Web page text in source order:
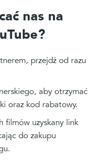
nas na
przejdź od razu
aby otrzymać
oraz kod rabatowy.
filmów uzyskany link
do zakupu